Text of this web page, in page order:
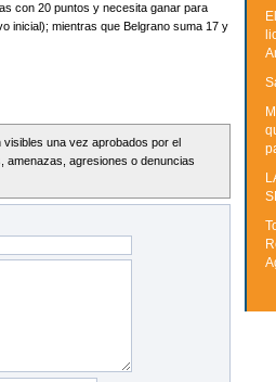
con 20 puntos y necesita ganar para
inicial); mientras que Belgrano suma 17 y
una vez aprobados por el
amenazas, agresiones o denuncias